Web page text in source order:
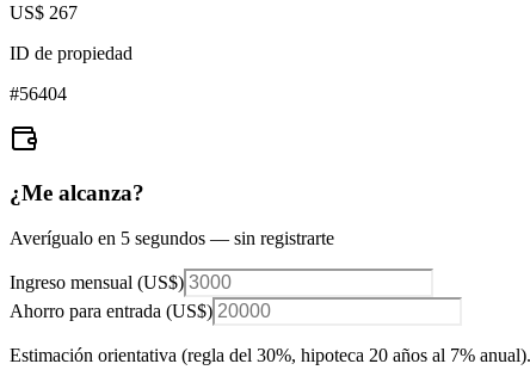
US$ 267
ID de propiedad
#56404
¿Me alcanza?
Averígualo en 5 segundos — sin registrarte
Ingreso mensual (US$)
Ahorro para entrada (US$)
Estimación orientativa (regla del 30%, hipoteca 20 años al 7% anual